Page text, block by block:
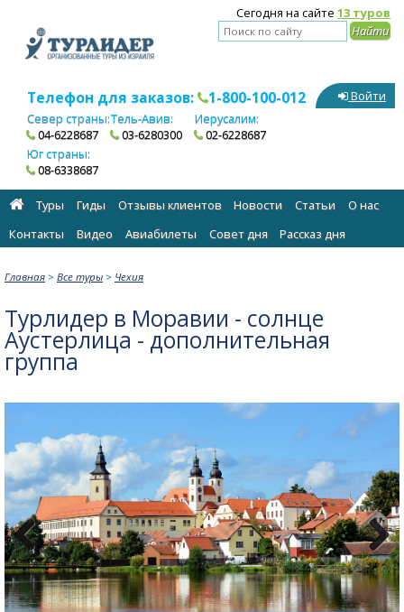
Сегодня на сайте 13 туров
Телефон для заказов: 1-800-100-012
Север страны:
04-6228687
Тель-Авив:
03-6280300
Иерусалим:
02-6228687
Юг страны:
08-6338687
Войти
Туры Гиды Отзывы клиентов Новости Статьи
О нас
Контакты
Видео Авиабилеты Cовет дня Рассказ дня
Главная > Все туры > Чехия
Турлидер в Моравии - солнце
Аустерлица - дополнительная
группа
Previous Next